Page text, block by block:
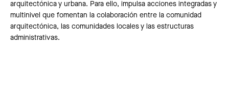
arquitectónica y urbana. Para ello, impulsa acciones integradas y
multinivel que fomentan la colaboración entre la comunidad
arquitectónica, las comunidades locales y las estructuras
administrativas.